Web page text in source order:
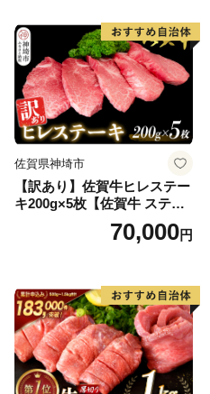
佐賀県神埼市
【訳あり】佐賀牛ヒレステー
キ200g×5枚【佐賀牛 ステー
キ ブランド肉 ヒレ肉 フィレ
肉 ジューシー ヘルシー】(H0
70,000円